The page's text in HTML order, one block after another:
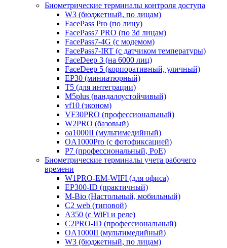
Биометрические терминалы контроля доступа
W3 (бюджетный, по лицам)
FacePass Pro (по лицу)
FacePass7 PRO (по 3d лицам)
FacePass7-4G (с модемом)
FacePass7-IRT (с датчиком температуры)
FaceDeep 3 (на 6000 лиц)
FaceDeep 5 (корпоративный, уличный)
EP30 (миниатюрный)
T5 (для интеграции)
M5plus (вандалоустойчивый)
vf10 (эконом)
VF30PRO (профессиональный)
W2PRO (базовый)
oa1000II (мультимедийный)
OA1000Pro (с фотофиксацией)
P7 (профессиональный, PoE)
Биометрические терминалы учета рабочего
времени
W1PRO-EM-WIFI (для офиса)
EP300-ID (практичный)
M-Bio (Настольный, мобильный)
С2 web (типовой)
A350 (с WiFi и реле)
C2PRO-ID (профессиональный)
OA1000II (мультимедийный)
W3 (бюджетный, по лицам)